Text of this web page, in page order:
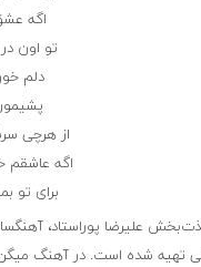
اگه
تو اون
دلم
از هرچی
اگه
برای تو
علیرضا پوراستاد،
تهیه شده است. در آهنگ